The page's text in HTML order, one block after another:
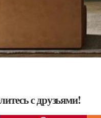
с друзьями!